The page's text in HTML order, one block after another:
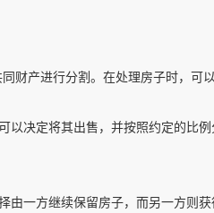
财产进行分割。在处理房子时，可
以决定将其出售，并按照约定的比
由一方继续保留房子，而另一方则